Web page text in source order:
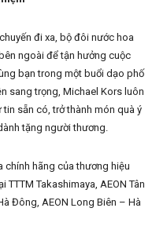
đi xa, bộ đôi nước hoa
ngoài để tận hưởng cuộc
bạn trong một buổi dạo phố
sang trọng, Michael Kors luôn
sẵn có, trở thành món quà ý
tặng người thương.
chính hãng của thương hiệu
Takashimaya, AEON Tân
Đông, AEON Long Biên – Hà